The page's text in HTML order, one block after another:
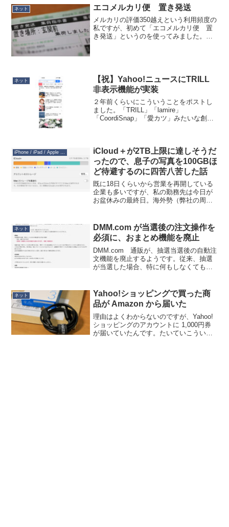
きたアドレスですが、最初に契約したの
は2001年、結婚した...
ネット エコメルカリ便 置き発送
メルカリの評価350越えという利用頻度の
私ですが、初めて「エコメルカリ便 置
き発送」というのを使ってみました。私
ネット
【祝】Yahoo!ニュースにTRILL
非表示機能が実装
２年前くらいにこういうことをポストし
ました。「TRILL」「lamire」
「CoordiSnap」「愛カツ」みたいな創作
クマデジ ...
iPhone / iPad / Apple Watch
iCloud＋が2TB上限に達しそうだ
ったので、息子の写真を100GBほ
ど待避するのに四苦八苦した話
既に18日くらいから営業を再開している
企業も多いですが、私の勤務先は今日が
お盆休みの最終日。海外勢（弊社の周
の相互理解が進むのはいいことだと思い
ま...
ネット
DMM.com が当選後の注文操作を
必須に、おまとめ機能を廃止
DMM.com 通販が、抽選当選後の自動注
文機能を廃止するようです。従来、抽選
が当選した場合、特に何もしなくても注
きをしないとキャンセルになるようで
す。この変更によりよ...
ネット
Yahoo!ショッピングで買った商
品が Amazon から届いた
理由はよくわからないのですが、Yahoo!
ショッピングのアカウントに 1,000円券
が届いていたんです。たいていこういう